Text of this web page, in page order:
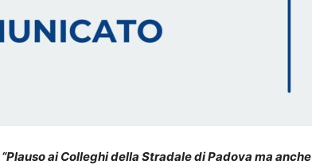
“Plauso ai Colleghi della Stradale di Padova ma anche